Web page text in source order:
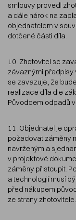
smlouvy provedl
a dále nárok na
objednatelem v
dotčené části díla.
10. Zhotovitel se
závaznými předpisy
se zavazuje, že
realizace díla dle
Původcem odpadů
11. Objednatel je
požadovat záměny
navrženým a
v projektové
záměny přistoupit.
a technologií musí
před nákupem
ze strany zhotovitele.